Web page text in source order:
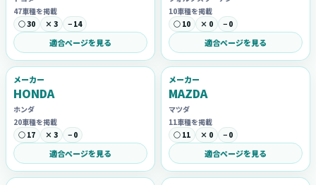
47車種を掲載
○ 30
× 3 − 14
適合ページを見る
10車種を掲載
○ 10
× 0 − 0
適合ページを見る
メーカー
HONDA
ホンダ
20車種を掲載
○ 17
× 3 − 0
適合ページを見る
メーカー
MAZDA
マツダ
11車種を掲載
○ 11
× 0 − 0
適合ページを見る